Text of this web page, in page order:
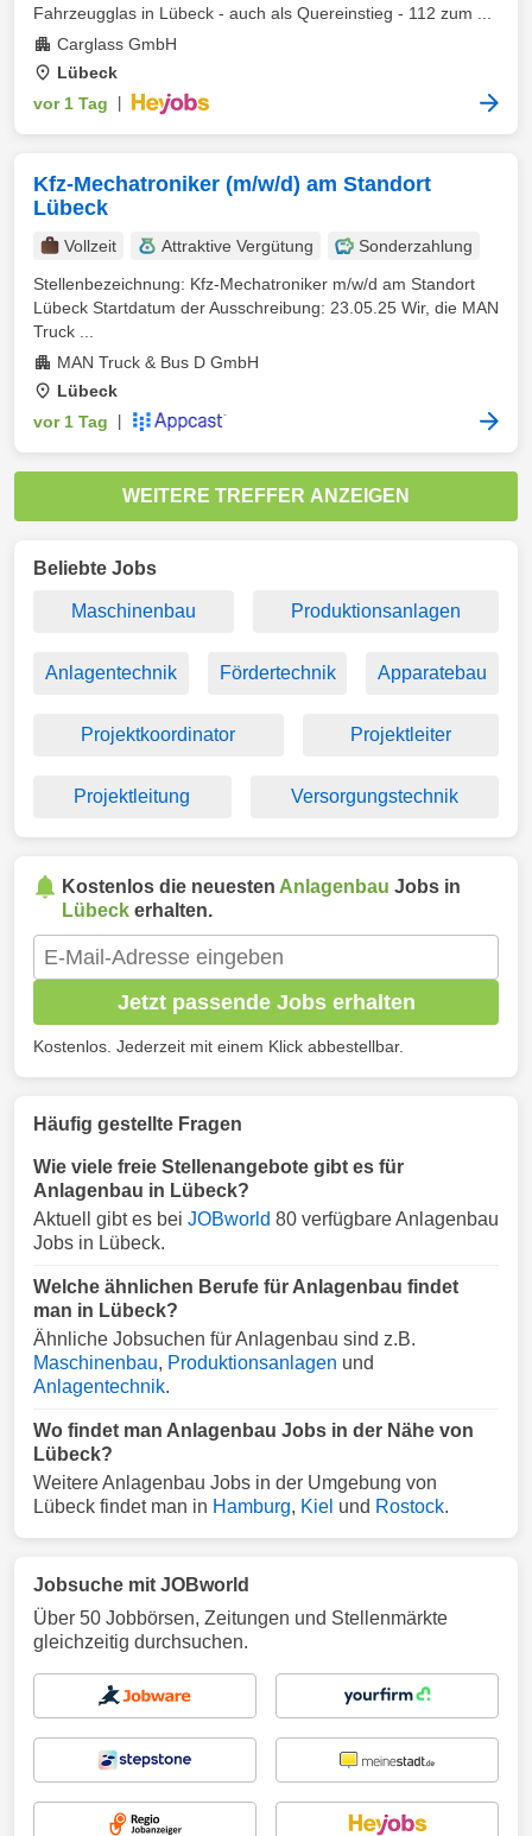
Fahrzeugglas in Lübeck - auch als Quereinstieg - 112 zum ...
Carglass GmbH
Lübeck
vor 1 Tag
Kfz-Mechatroniker (m/w/d) am Standort
Lübeck
Vollzeit Attraktive Vergütung
Sonderzahlung
Stellenbezeichnung: Kfz-Mechatroniker m/w/d am Standort
Lübeck Startdatum der Ausschreibung: 23.05.25 Wir, die MAN
Truck ...
MAN Truck & Bus D GmbH
Lübeck
vor 1 Tag
WEITERE TREFFER ANZEIGEN
Beliebte Jobs
Maschinenbau Produktionsanlagen
Anlagentechnik Fördertechnik Apparatebau
Projektkoordinator Projektleiter
Projektleitung Versorgungstechnik
Kostenlos die neuesten Anlagenbau Jobs in
Lübeck erhalten.
Jetzt passende Jobs erhalten
Kostenlos. Jederzeit mit einem Klick abbestellbar.
Häufig gestellte Fragen
Wie viele freie Stellenangebote gibt es für
Anlagenbau in Lübeck?
Aktuell gibt es bei JOBworld 80 verfügbare Anlagenbau
Jobs in Lübeck.
Welche ähnlichen Berufe für Anlagenbau findet
man in Lübeck?
Ähnliche Jobsuchen für Anlagenbau sind z.B.
Maschinenbau, Produktionsanlagen und
Anlagentechnik.
Wo findet man Anlagenbau Jobs in der Nähe von
Lübeck?
Weitere Anlagenbau Jobs in der Umgebung von
Lübeck findet man in Hamburg, Kiel und Rostock.
Jobsuche mit JOBworld
Über 50 Jobbörsen, Zeitungen und Stellenmärkte
gleichzeitig durchsuchen.